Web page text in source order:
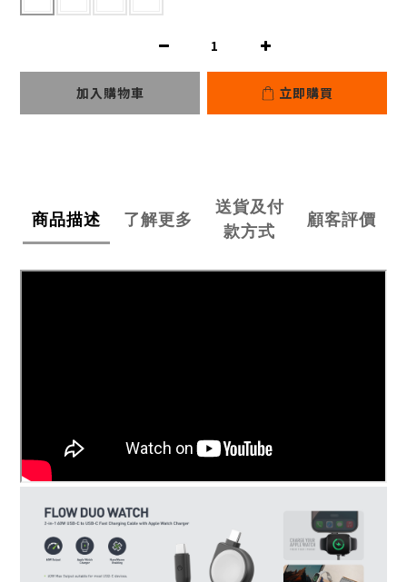
加入購物車 立即購買
商品描述 了解更多
送貨及付
款方式
顧客評價